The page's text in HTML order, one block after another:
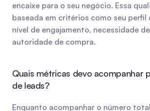
encaixe para o seu negócio. Essa
baseada em critérios como seu perfil
nível de engajamento, necessidade
autoridade de compra.
Quais métricas devo acompanhar
de leads?
Enquanto acompanhar o número